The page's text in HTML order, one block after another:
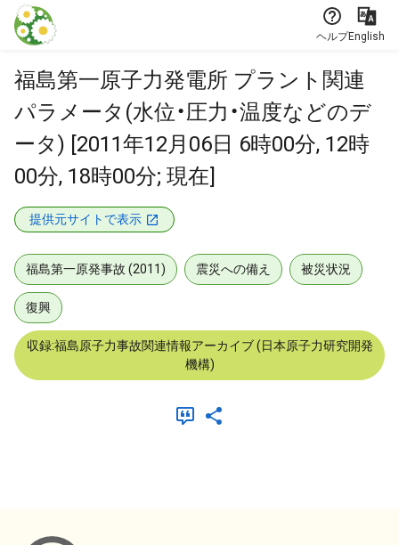
本文に飛ぶ
ヘルプEnglish
福島第一原子力発電所 プラント関連
パラメータ(水位・圧力・温度などのデ
ータ) [2011年12月06日 6時00分, 12時
00分, 18時00分; 現在]
提供元サイトで表示
福島第一原発事故 (2011) 震災への備え 被災状況
復興
収録:福島原子力事故関連情報アーカイブ (日本原子力研究開発
機構)